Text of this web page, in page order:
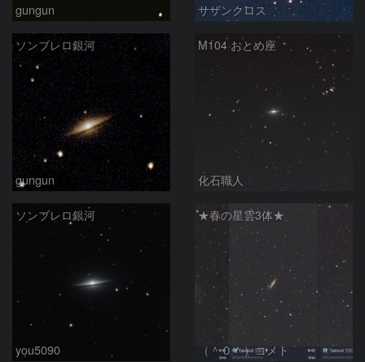
gungun サザンクロス
ソンブレロ銀河
gungun
M104 おとめ座
化石職人
ソンブレロ銀河
you5090
★春の星雲3体★
（＾０＾）コメト